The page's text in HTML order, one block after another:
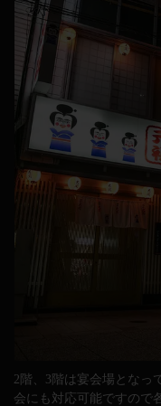
2階、3階は宴会場となっ
会にも対応可能ですので